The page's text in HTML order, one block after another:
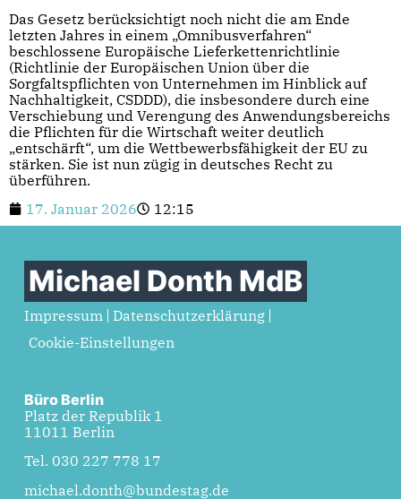
Das Gesetz berücksichtigt noch nicht die am Ende
letzten Jahres in einem „Omnibusverfahren“
beschlossene Europäische Lieferkettenrichtlinie
(Richtlinie der Europäischen Union über die
Sorgfaltspflichten von Unternehmen im Hinblick auf
Nachhaltigkeit, CSDDD), die insbesondere durch eine
Verschiebung und Verengung des Anwendungsbereichs
die Pflichten für die Wirtschaft weiter deutlich
„entschärft“, um die Wettbewerbsfähigkeit der EU zu
stärken. Sie ist nun zügig in deutsches Recht zu
überführen.
17. Januar 2026
12:15
Michael Donth MdB
Impressum
Datenschutzerklärung
Cookie-Einstellungen
Büro Berlin
Platz der Republik 1
11011 Berlin
Tel. 030 227 778 17
michael.donth@bundestag.de